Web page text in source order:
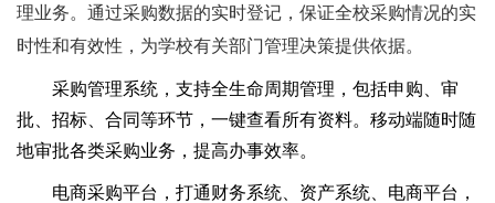
理业务。通过采购数据的实时登记，保证全校采购情况的实
时性和有效性，为学校有关部门管理决策提供依据。
采购管理系统，支持全生命周期管理，包括申购、审
批、招标、合同等环节，一键查看所有资料。移动端随时随
地审批各类采购业务，提高办事效率。
电商采购平台，打通财务系统、资产系统、电商平台，